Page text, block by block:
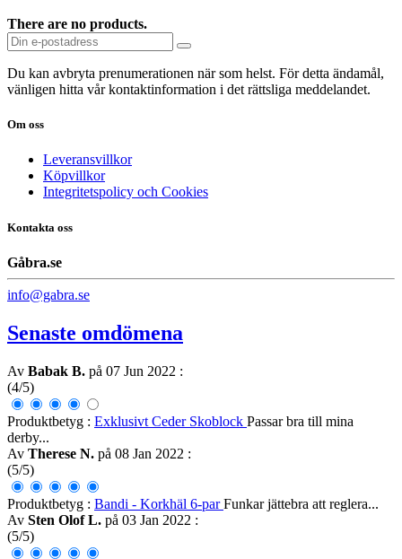
There are no products.
Du kan avbryta prenumerationen när som helst. För detta ändamål,
vänligen hitta vår kontaktinformation i det rättsliga meddelandet.
Om oss
Leveransvillkor
Köpvillkor
Integritetspolicy och Cookies
Kontakta oss
Gåbra.se
info@gabra.se
Senaste omdömena
Av Babak B. på 07 Jun 2022 :
(4/5)
Produktbetyg : Exklusivt Ceder Skoblock Passar bra till mina
derby...
Av Therese N. på 08 Jan 2022 :
(5/5)
Produktbetyg : Bandi - Korkhäl 6-parFunkar jättebra att reglera...
Av Sten Olof L. på 03 Jan 2022 :
(5/5)